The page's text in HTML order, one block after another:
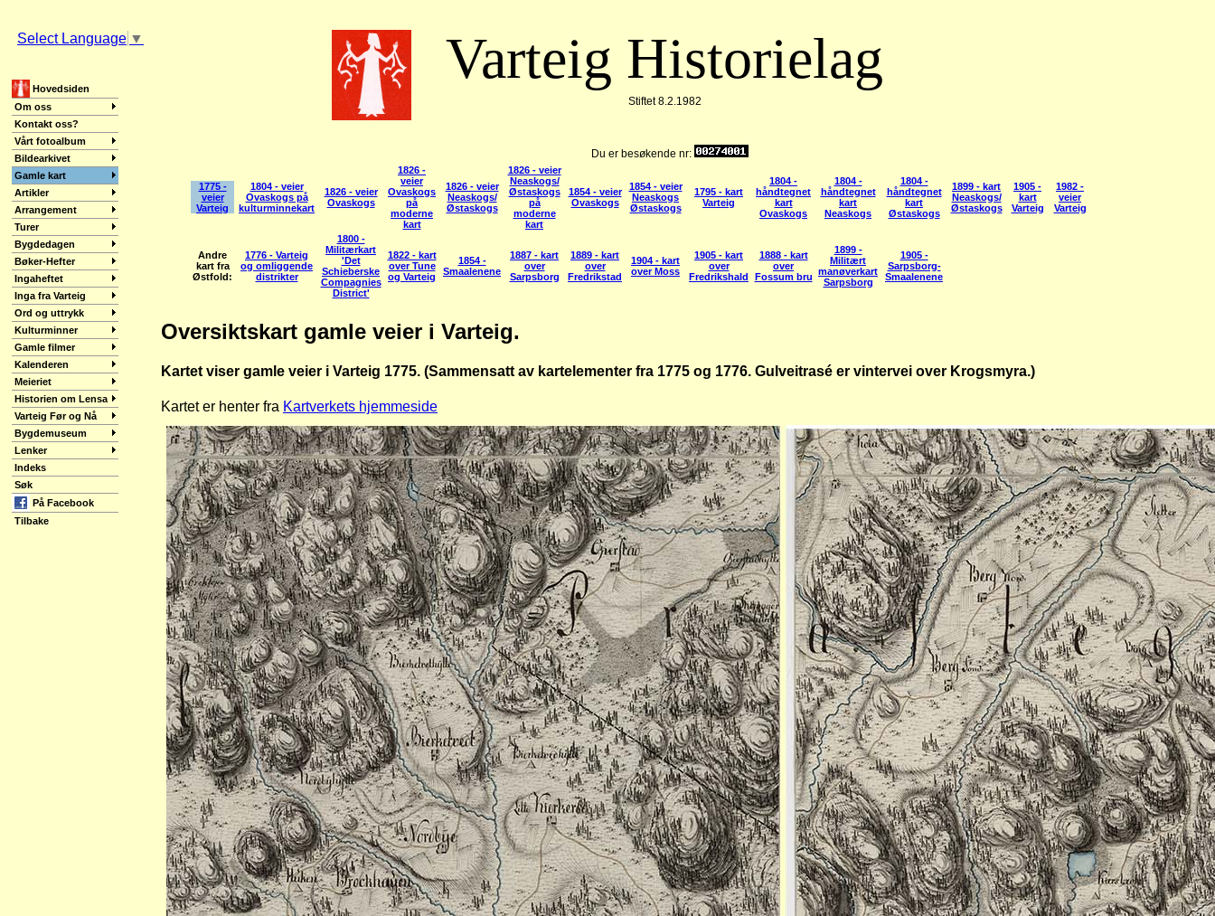
Hovedsiden
Om oss
Kontakt oss?
Vårt fotoalbum
Bildearkivet
Gamle kart
Artikler
Arrangement
Turer
Bygdedagen
Bøker-Hefter
Ingaheftet
Inga fra Varteig
Ord og uttrykk
Kulturminner
Gamle filmer
Kalenderen
Meieriet
Historien om Lensa
Varteig Før og Nå
Bygdemuseum
Lenker
Indeks
Søk
På Facebook
Tilbake
Select Language ▼ Varteig Historielag
Stiftet 8.2.1982
Du er besøkende nr:
1775 -
veier
Varteig
1804 - veier
Ovaskogs på
kulturminnekart
1826 - veier
Ovaskogs
1826 -
veier
Ovaskogs
på
moderne
kart
1826 - veier
Neaskogs/
Østaskogs
1826 - veier
Neaskogs/
Østaskogs
på
moderne
kart
1854 - veier
Ovaskogs
1854 - veier
Neaskogs
Østaskogs
1795 - kart
Varteig
1804 -
håndtegnet
kart
Ovaskogs
1804 -
håndtegnet
kart
Neaskogs
1804 -
håndtegnet
kart
Østaskogs
1899 - kart
Neaskogs/
Østaskogs
1905 -
kart
Varteig
1982 -
veier
Varteig
Andre
kart fra
Østfold:
1776 - Varteig
og omliggende
distrikter
1800 -
Militærkart
'Det
Schieberske
Compagnies
District'
1822 - kart
over Tune
og Varteig
1854 -
Smaalenene
1887 - kart
over
Sarpsborg
1889 - kart
over
Fredrikstad
1904 - kart
over Moss
1905 - kart
over
Fredrikshald
1888 - kart
over
Fossum bru
1899 -
Militært
manøverkart
Sarpsborg
1905 -
Sarpsborg-
Smaalenene
Oversiktskart gamle veier i Varteig.
Kartet viser gamle veier i Varteig 1775. (Sammensatt av kartelementer fra 1775 og 1776. Gulveitrasé er vintervei over Krogsmyra.)
Kartet er henter fra Kartverkets hjemmeside